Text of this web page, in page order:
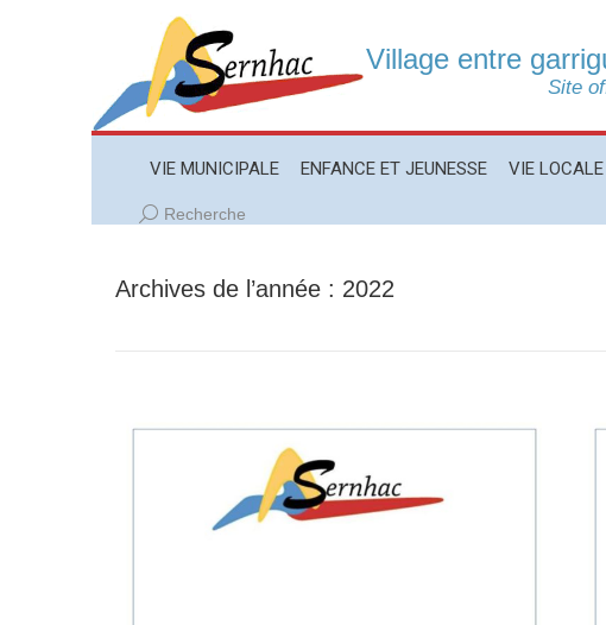
Village entre
Site
VIE MUNICIPALE ENFANCE ET JEUNESSE VIE LOCALE
Recherche
Recherche
Archives de l’année : 2022
VIE MUNICIPALE ENFANCE ET JEUNESSE VIE LOCALE